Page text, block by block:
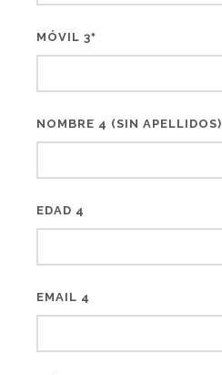
MÓVIL 3*
NOMBRE 4 (SIN APELLIDOS)
EDAD 4
EMAIL 4